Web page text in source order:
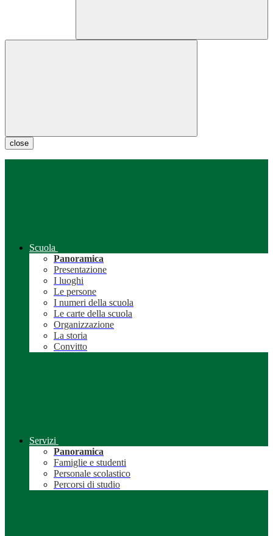
close
Scuola
Panoramica
Presentazione
I luoghi
Le persone
I numeri della scuola
Le carte della scuola
Organizzazione
La storia
Convitto
Servizi
Panoramica
Famiglie e studenti
Personale scolastico
Percorsi di studio